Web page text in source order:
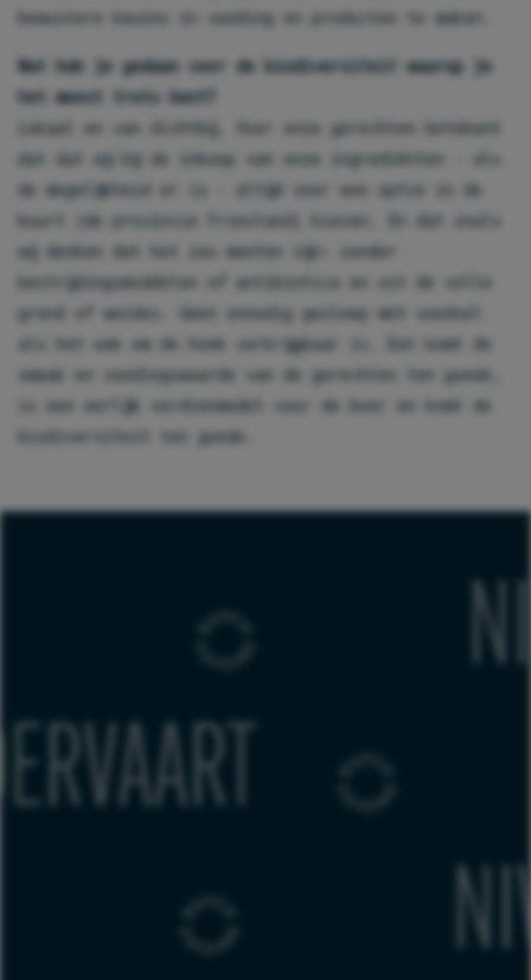
bewustere keuzes in voeding en producten te maken.
Wat heb je gedaan voor de biodiversiteit waarop je
het meest trots bent?
Lokaal en van dichtbij. Voor onze gerechten betekent
dat dat wij bij de inkoop van onze ingrediënten - als
de mogelijkheid er is - altijd voor een optie in de
buurt (de provincie Friesland) kiezen. En dat zoals
wij denken dat het zou moeten zijn: zonder
bestrijdingsmiddelen of antibiotica en uit de volle
grond of weides. Geen onnodig gesleep met voedsel
als het ook om de hoek verkrijgbaar is. Dat komt de
smaak en voedingswaarde van de gerechten ten goede,
is een eerlijk verdienmodel voor de boer en komt de
biodiversiteit ten goede.